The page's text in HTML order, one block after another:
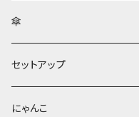
傘
セットアップ
にゃんこ